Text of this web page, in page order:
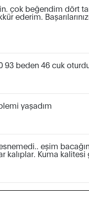
çok beğendim dört
ederim.
93 beden 46 cuk
yaşadım
eşim
kalıplar. Kuma